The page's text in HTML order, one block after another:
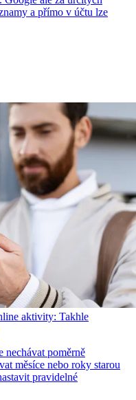
a přímo v účtu lze
aktivity: Takhle
nechávat poměrně
měsíce nebo roky starou
pravidelné